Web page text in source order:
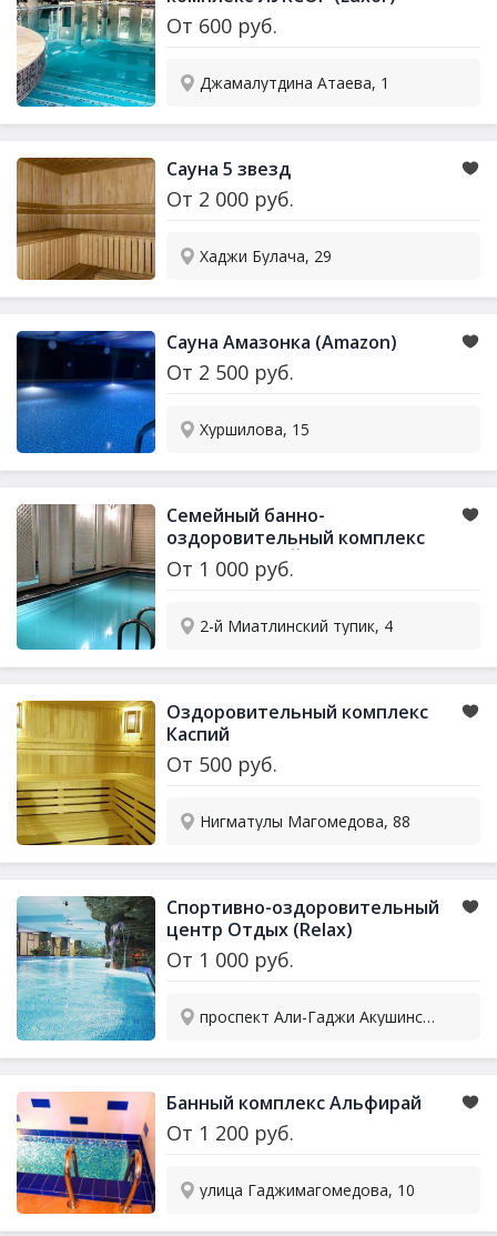
От 600 руб.
Джамалутдина Атаева, 1
Сауна 5 звезд
От 2 000 руб.
Хаджи Булача, 29
Сауна Амазонка (Amazon)
От 2 500 руб.
Хуршилова, 15
Семейный банно-
оздоровительный комплекс
КОРОЛЕВСКИЙ ЗАЛ (Royal hall)
От 1 000 руб.
2-й Миатлинский тупик, 4
Оздоровительный комплекс
Каспий
От 500 руб.
Нигматулы Магомедова, 88
Спортивно-оздоровительный
центр Отдых (Relax)
От 1 000 руб.
проспект Али-Гаджи Акушинского, 107Б к6
Банный комплекс Альфирай
От 1 200 руб.
улица Гаджимагомедова, 10